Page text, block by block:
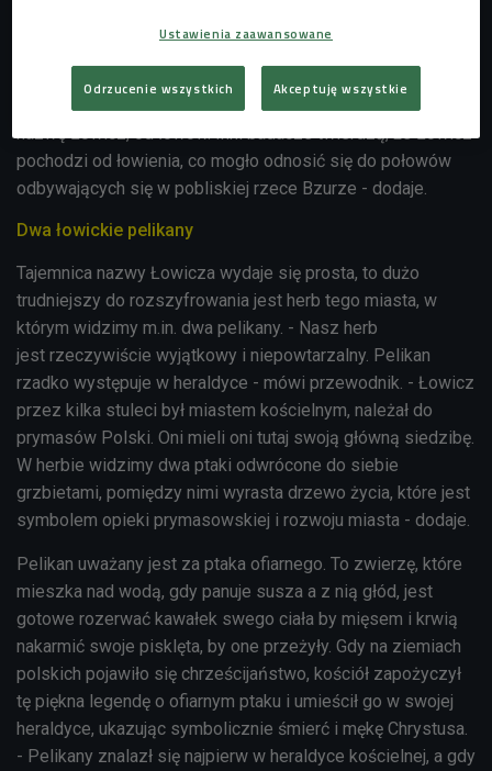
dworu. Ze względu na charakter tego miejsca nadano mu
nazwę Łowicz, od łowów. Inni badacze twierdzą, że Łowicz
pochodzi od łowienia, co mogło odnosić się do połowów
odbywających się w pobliskiej rzece Bzurze - dodaje.
Dwa łowickie pelikany
Tajemnica nazwy Łowicza wydaje się prosta, to dużo
trudniejszy do rozszyfrowania jest herb tego miasta, w
którym widzimy m.in. dwa pelikany. - Nasz herb
jest rzeczywiście wyjątkowy i niepowtarzalny. Pelikan
rzadko występuje w heraldyce - mówi przewodnik. - Łowicz
przez kilka stuleci był miastem kościelnym, należał do
prymasów Polski. Oni mieli oni tutaj swoją główną siedzibę.
W herbie widzimy dwa ptaki odwrócone do siebie
grzbietami, pomiędzy nimi wyrasta drzewo życia, które jest
symbolem opieki prymasowskiej i rozwoju miasta - dodaje.
Pelikan uważany jest za ptaka ofiarnego. To zwierzę, które
mieszka nad wodą, gdy panuje susza a z nią głód, jest
gotowe rozerwać kawałek swego ciała by mięsem i krwią
nakarmić swoje pisklęta, by one przeżyły. Gdy na ziemiach
polskich pojawiło się chrześcijaństwo, kościół zapożyczył
tę piękna legendę o ofiarnym ptaku i umieścił go w swojej
heraldyce, ukazując symbolicznie śmierć i mękę Chrystusa.
- Pelikany znalazł się najpierw w heraldyce kościelnej, a gdy
Ustawienia zaawansowane
Odrzucenie wszystkich Akceptuję wszystkie